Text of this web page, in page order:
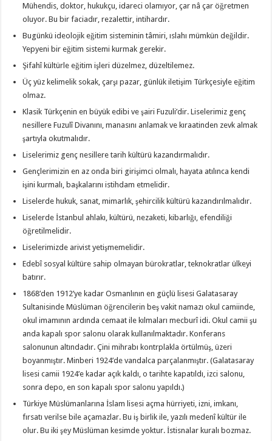
Mühendis, doktor, hukukçu, idareci olamıyor, çar nâ çar öğretmen
oluyor. Bu bir faciadır, rezalettir, intihardır.
Bugünkü ideolojik eğitim sisteminin tâmiri, ıslahı mümkün değildir.
Yepyeni bir eğitim sistemi kurmak gerekir.
Şifahî kültürle eğitim işleri düzelmez, düzeltilemez.
Üç yüz kelimelik sokak, çarşı pazar, günlük iletişim Türkçesiyle eğitim
olmaz.
Klasik Türkçenin en büyük edibi ve şairi Fuzuli’dir. Liselerimiz genç
nesillere Fuzulî Divanını, manasını anlamak ve kıraatinden zevk almak
şartıyla okutmalıdır.
Liselerimiz genç nesillere tarih kültürü kazandırmalıdır.
Gençlerimizin en az onda biri girişimci olmalı, hayata atılınca kendi
işini kurmalı, başkalarını istihdam etmelidir.
Liselerde hukuk, sanat, mimarlık, şehircilik kültürü kazandırılmalıdır.
Liselerde İstanbul ahlakı, kültürü, nezaketi, kibarlığı, efendiliği
öğretilmelidir.
Liselerimizde arivist yetişmemelidir.
Edebî sosyal kültüre sahip olmayan bürokratlar, teknokratlar ülkeyi
batırır.
1868’den 1912’ye kadar Osmanlının en güçlü lisesi Galatasaray
Sultanisinde Müslüman öğrencilerin beş vakit namazı okul camiinde,
okul imamının ardında cemaat ile kılmaları mecburî idi. Okul camii şu
anda kapalı spor salonu olarak kullanılmaktadır. Konferans
salonunun altındadır. Çini mihrabı kontrplakla örtülmüş, üzeri
boyanmıştır. Minberi 1924’de vandalca parçalanmıştır. (Galatasaray
lisesi camii 1924’e kadar açık kaldı, o tarihte kapatıldı, izci salonu,
sonra depo, en son kapalı spor salonu yapıldı.)
Türkiye Müslümanlarına İslam lisesi açma hürriyeti, izni, imkanı,
fırsatı verilse bile açamazlar. Bu iş birlik ile, yazılı medenî kültür ile
olur. Bu iki şey Müslüman kesimde yoktur. İstisnalar kuralı bozmaz.